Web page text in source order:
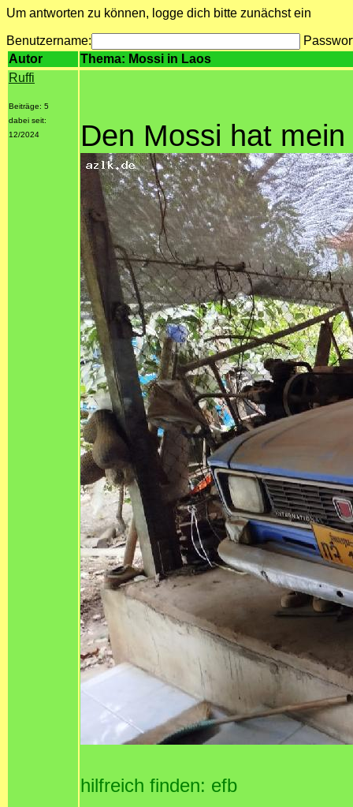
Um antworten zu können, logge dich bitte zunächst ein
Benutzername:
Autor
Thema: Mossi in Laos
Ruffi
Beiträge: 5
dabei seit:
12/2024
Den Mossi hat
hilfreich finden: efb